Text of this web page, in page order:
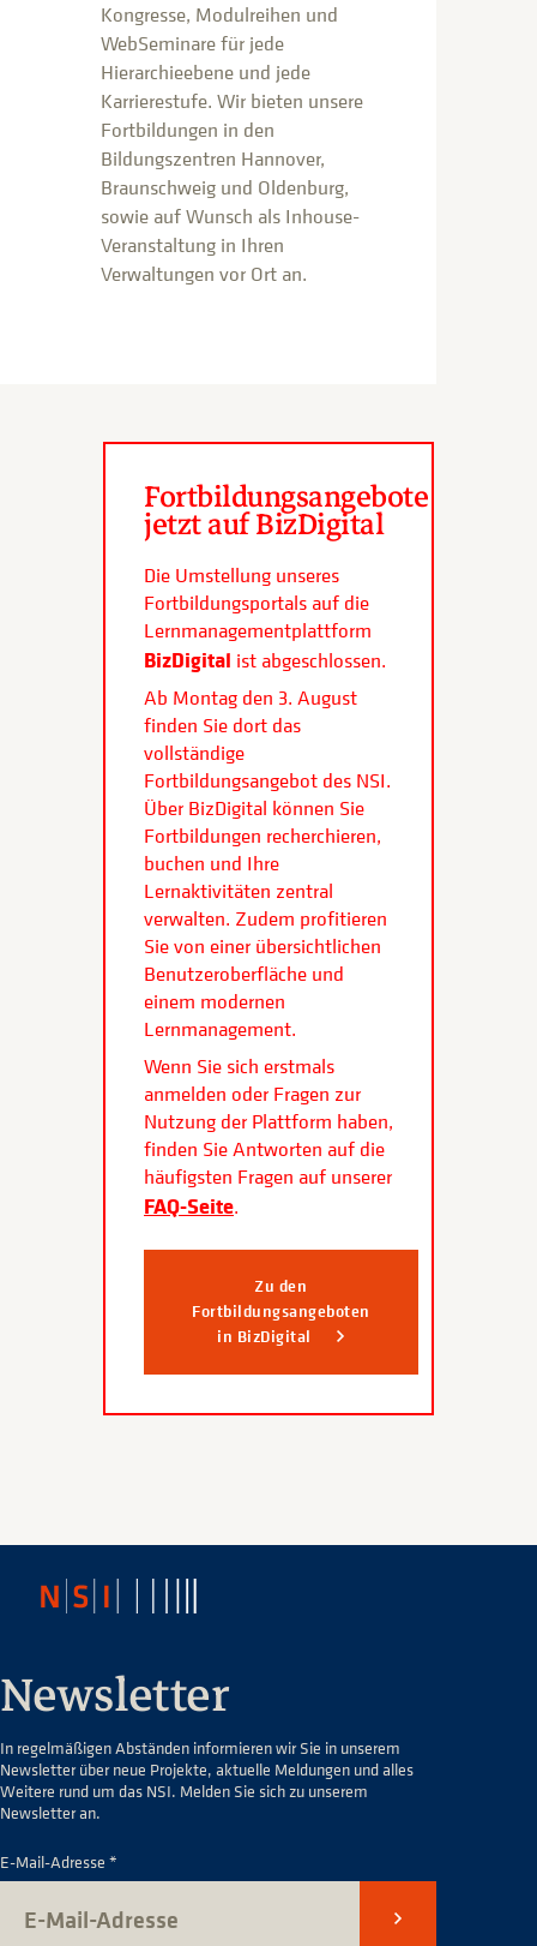
Kongresse, Modulreihen und
WebSeminare für jede
Hierarchieebene und jede
Karrierestufe. Wir bieten unsere
Fortbildungen in den
Bildungszentren Hannover,
Braunschweig und Oldenburg,
sowie auf Wunsch als Inhouse-
Veranstaltung in Ihren
Verwaltungen vor Ort an.
Fortbildungsangebote
jetzt auf BizDigital
Die Umstellung unseres
Fortbildungsportals auf die
Lernmanagementplattform
BizDigital ist abgeschlossen.
Ab Montag den 3. August
finden Sie dort das
vollständige
Fortbildungsangebot des NSI.
Über BizDigital können Sie
Fortbildungen recherchieren,
buchen und Ihre
Lernaktivitäten zentral
verwalten. Zudem profitieren
Sie von einer übersichtlichen
Benutzeroberfläche und
einem modernen
Lernmanagement.
Wenn Sie sich erstmals
anmelden oder Fragen zur
Nutzung der Plattform haben,
finden Sie Antworten auf die
häufigsten Fragen auf unserer
FAQ-Seite.
Zu den
Fortbildungsangeboten
in BizDigital
Newsletter
In regelmäßigen Abständen informieren wir Sie in unserem
Newsletter über neue Projekte, aktuelle Meldungen und alles
Weitere rund um das NSI. Melden Sie sich zu unserem
Newsletter an.
E-Mail-Adresse *
Senden